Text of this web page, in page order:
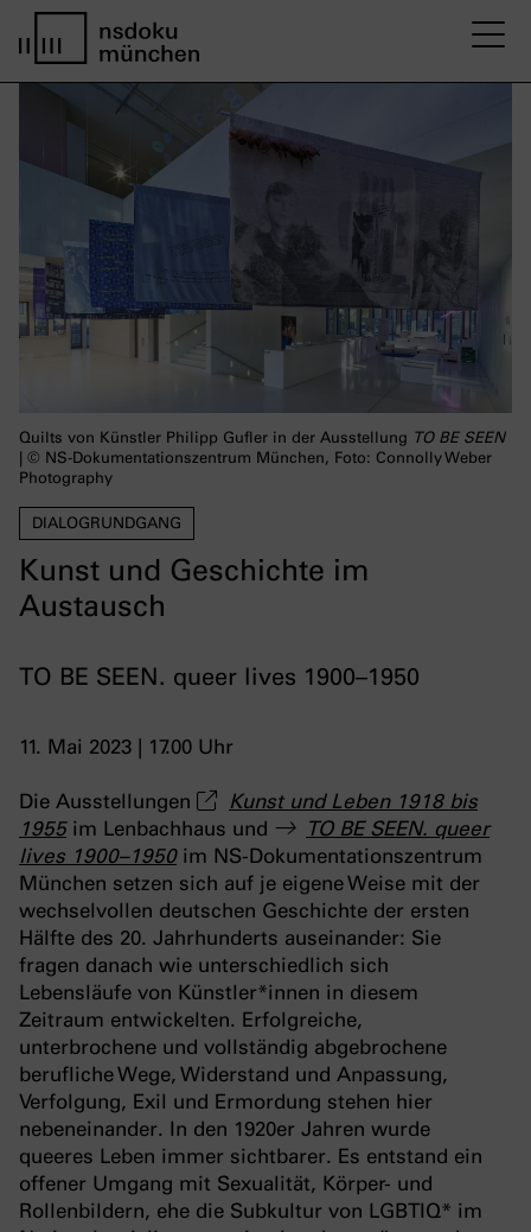
DIALOGRUNDGANG
Kunst und Geschichte im
Austausch
TO BE SEEN. queer lives 1900–1950
11. Mai 2023 | 17.00 Uhr
Quilts von Künstler Philipp Gufler in der Ausstellung TO BE SEEN
| © NS-Dokumentationszentrum München, Foto: Connolly Weber
Photography
Die Ausstellungen
Kunst und Leben 1918 bis
1955im Lenbachhaus und
TO BE SEEN. queer
lives 1900–1950im NS-Dokumentationszentrum
München setzen sich auf je eigene Weise mit der
wechselvollen deutschen Geschichte der ersten
Hälfte des 20. Jahrhunderts auseinander: Sie
fragen danach wie unterschiedlich sich
Lebensläufe von Künstler*innen in diesem
Zeitraum entwickelten. Erfolgreiche,
unterbrochene und vollständig abgebrochene
berufliche Wege, Widerstand und Anpassung,
Verfolgung, Exil und Ermordung stehen hier
nebeneinander. In den 1920er Jahren wurde
queeres Leben immer sichtbarer. Es entstand ein
offener Umgang mit Sexualität, Körper- und
Rollenbildern, ehe die Subkultur von LGBTIQ* im